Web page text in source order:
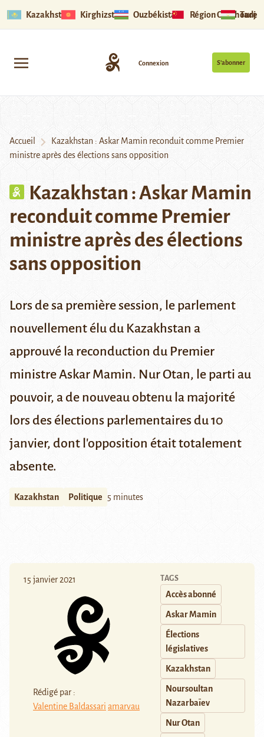
Kazakhstan Kirghizstan Ouzbékistan Région Ouïghoure
S’abonner
Connexion
Accueil
Kazakhstan : Askar Mamin reconduit comme Premier
ministre après des élections sans opposition
Kazakhstan : Askar Mamin
reconduit comme Premier
ministre après des élections
sans opposition
Lors de sa première session, le parlement
nouvellement élu du Kazakhstan a
approuvé la reconduction du Premier
ministre Askar Mamin. Nur Otan, le parti au
pouvoir, a de nouveau obtenu la majorité
lors des élections parlementaires du 10
janvier, dont l'opposition était totalement
absente.
Kazakhstan Politique 5 minutes
15 janvier 2021
Rédigé par :
Valentine Baldassari amarvau
TAGS
Accès abonné
Askar Mamin
Élections
législatives
Kazakhstan
Noursoultan
Nazarbaïev
Nur Otan